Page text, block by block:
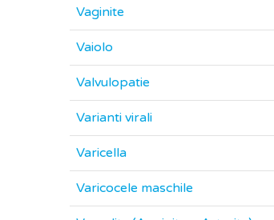
Vaginite
Vaiolo
Valvulopatie
Varianti virali
Varicella
Varicocele maschile